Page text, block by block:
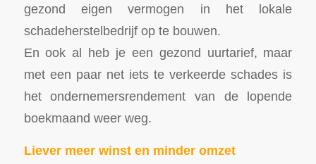
gezond eigen vermogen in het lokale
schadeherstelbedrijf op te bouwen.
En ook al heb je een gezond uurtarief, maar
met een paar net iets te verkeerde schades is
het ondernemersrendement van de lopende
boekmaand weer weg.
Liever meer winst en minder omzet